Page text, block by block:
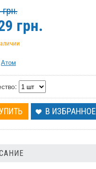
грн.
Атом
В ИЗБРАННОЕ